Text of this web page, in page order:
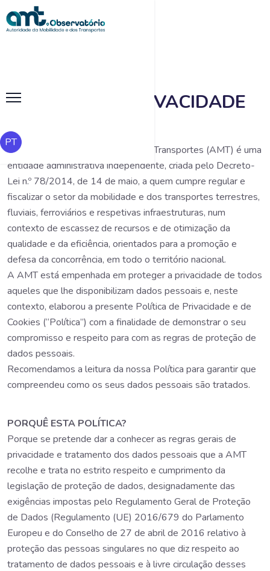
PT
POLÍTICA DE PRIVACIDADE
A Autoridade da Mobilidade e dos Transportes (AMT) é uma
entidade administrativa independente, criada pelo Decreto-
Lei n.º 78/2014, de 14 de maio, a quem cumpre regular e
fiscalizar o setor da mobilidade e dos transportes terrestres,
fluviais, ferroviários e respetivas infraestruturas, num
contexto de escassez de recursos e de otimização da
qualidade e da eficiência, orientados para a promoção e
defesa da concorrência, em todo o território nacional.
A AMT está empenhada em proteger a privacidade de todos
aqueles que lhe disponibilizam dados pessoais e, neste
contexto, elaborou a presente Política de Privacidade e de
Cookies (“Política”) com a finalidade de demonstrar o seu
compromisso e respeito para com as regras de proteção de
dados pessoais.
Recomendamos a leitura da nossa Política para garantir que
compreendeu como os seus dados pessoais são tratados.
PORQUÊ ESTA POLÍTICA?
Porque se pretende dar a conhecer as regras gerais de
privacidade e tratamento dos dados pessoais que a AMT
recolhe e trata no estrito respeito e cumprimento da
legislação de proteção de dados, designadamente das
exigências impostas pelo Regulamento Geral de Proteção
de Dados (Regulamento (UE) 2016/679 do Parlamento
Europeu e do Conselho de 27 de abril de 2016 relativo à
proteção das pessoas singulares no que diz respeito ao
tratamento de dados pessoais e à livre circulação desses